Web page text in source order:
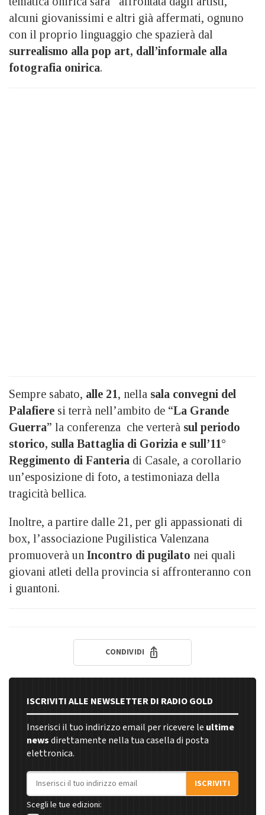
alcuni giovanissimi e altri già affermati, ognuno
con il proprio linguaggio che spazierà dal
surrealismo alla pop art, dall’informale alla
fotografia onirica.
Sempre sabato, alle 21, nella sala convegni del
Palafiere si terrà nell’ambito de “La Grande
Guerra” la conferenza che verterà sul periodo
storico, sulla Battaglia di Gorizia e sull’11°
Reggimento di Fanteria di Casale, a corollario
un’esposizione di foto, a testimoniaza della
tragicità bellica.
Inoltre, a partire dalle 21, per gli appassionati di
box, l’associazione Pugilistica Valenzana
promuoverà un Incontro di pugilato nei quali
giovani atleti della provincia si affronteranno con
i guantoni.
CONDIVIDI
ISCRIVITI ALLE NEWSLETTER DI RADIO GOLD
Inserisci il tuo indirizzo email per ricevere le ultime
newsdirettamente nella tua casella di posta
elettronica.
Indirizzo email
ISCRIVITI
Scegli le tue edizioni: